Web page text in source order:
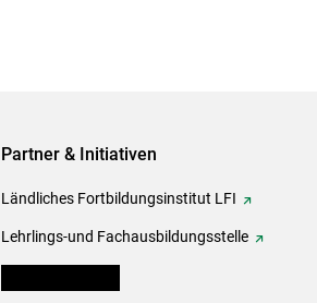
Partner & Initiativen
Ländliches Fortbildungsinstitut LFI
Lehrlings-und Fachausbildungsstelle